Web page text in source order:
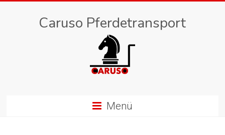
Caruso Pferdetransport
Menü